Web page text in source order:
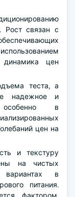
Рост связан с
динамика цен
теста, а
надежное и
особенно в
цен на
и текстуру
на чистых
вариантах в
питания.